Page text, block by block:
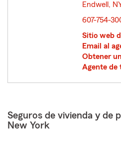
Endwell,
607-754-
Sitio web
Email al
Obtener
Agente de
Seguros de vivienda y de
New York